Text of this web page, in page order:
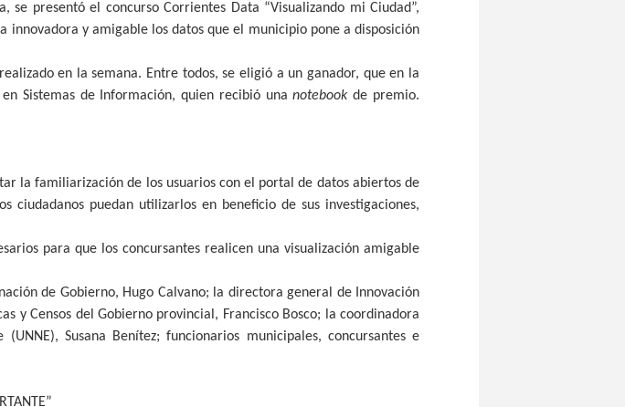
presentó el concurso Corrientes Data “Visualizando mi Ciudad”,
y amigable los datos que el municipio pone a disposición
en la semana. Entre todos, se eligió a un ganador, que en la
Sistemas de Información, quien recibió unanotebook de premio.
la familiarización de los usuarios con el portal de datos abiertos de
puedan utilizarlos en beneficio de sus investigaciones,
para que los concursantes realicen una visualización amigable
de Gobierno, Hugo Calvano; la directora general de Innovación
y Censos del Gobierno provincial, Francisco Bosco; la coordinadora
Susana Benítez; funcionarios municipales, concursantes e